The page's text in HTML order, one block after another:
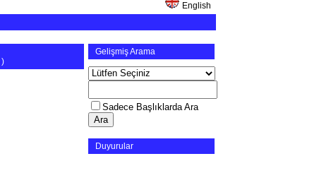
English
)
Gelişmiş Arama
Sadece Başlıklarda Ara
Duyurular